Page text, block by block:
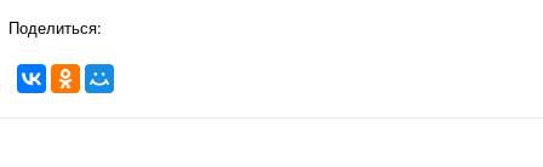
Поделиться: